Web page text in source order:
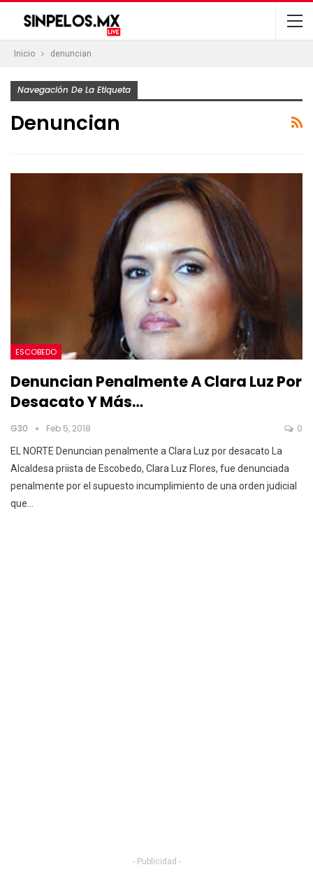
Inicio denuncian
Navegación De La Etiqueta
Denuncian
ESCOBEDO
Denuncian Penalmente A Clara Luz Por
Desacato Y Más…
G30 Feb 5, 2018 0
EL NORTE Denuncian penalmente a Clara Luz por desacato La
Alcaldesa priista de Escobedo, Clara Luz Flores, fue denunciada
penalmente por el supuesto incumplimiento de una orden judicial
que…
- Publicidad -